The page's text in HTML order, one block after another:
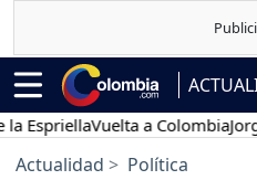
Vuelta a ColombiaJorge
Actualidad Política